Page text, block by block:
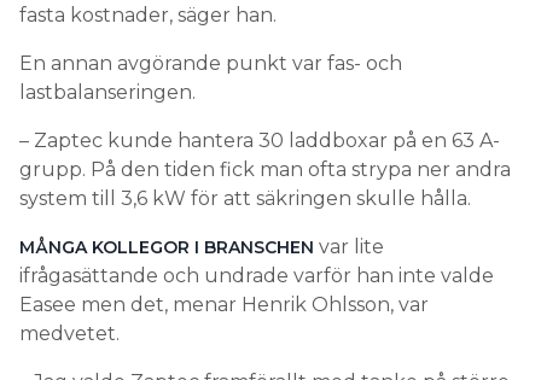
fasta kostnader, säger han.
En annan avgörande punkt var fas- och
lastbalanseringen.
– Zaptec kunde hantera 30 laddboxar på en 63 A-
grupp. På den tiden fick man ofta strypa ner andra
system till 3,6 kW för att säkringen skulle hålla.
MÅNGA KOLLEGOR I BRANSCHEN var lite
ifrågasättande och undrade varför han inte valde
Easee men det, menar Henrik Ohlsson, var
medvetet.